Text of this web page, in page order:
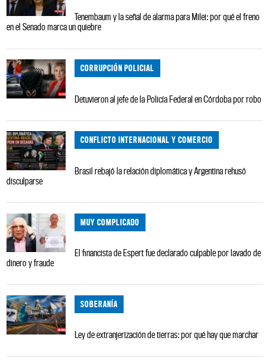
Tenembaum y la señal de alarma para Milei: por qué el freno
en el Senado marca un quiebre
CORRUPCIÓN POLICIAL
Detuvieron al jefe de la Policía Federal en Córdoba por robo
CONFLICTO INTERNACIONAL Y COMERCIO
Brasil rebajó la relación diplomática y Argentina rehusó
disculparse
MUY COMPLICADO
El financista de Espert fue declarado culpable por lavado de
dinero y fraude
SOBERANÍA
Ley de extranjerización de tierras: por qué hay que marchar